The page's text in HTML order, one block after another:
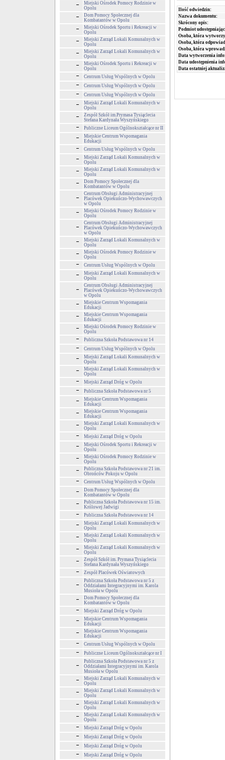
Miejski Ośrodek Pomocy Rodzinie w
Opolu
Dom Pomocy Społecznej dla
Kombatantów w Opolu
Miejski Ośrodek Sportu i Rekreacji w
Opolu
Miejski Zarząd Lokali Komunalnych w
Opolu
Miejski Zarząd Lokali Komunalnych w
Opolu
Miejski Ośrodek Sportu i Rekreacji w
Opolu
Centrum Usług Wspólnych w Opolu
Centrum Usług Wspólnych w Opolu
Centrum Usług Wspólnych w Opolu
Miejski Zarząd Lokali Komunalnych w
Opolu
Zespół Szkół im.Prymasa Tysiąclecia
Stefana Kardynała Wyszyńskiego
Publiczne Liceum Ogólnokształcące nr II
Miejskie Centrum Wspomagania
Edukacji
Centrum Usług Wspólnych w Opolu
Miejski Zarząd Lokali Komunalnych w
Opolu
Miejski Zarząd Lokali Komunalnych w
Opolu
Dom Pomocy Społecznej dla
Kombatantów w Opolu
Centrum Obsługi Administracyjnej
Placówek Opiekuńczo-Wychowawczych
w Opolu
Miejski Ośrodek Pomocy Rodzinie w
Opolu
Centrum Obsługi Administracyjnej
Placówek Opiekuńczo-Wychowawczych
w Opolu
Miejski Zarząd Lokali Komunalnych w
Opolu
Miejski Ośrodek Pomocy Rodzinie w
Opolu
Centrum Usług Wspólnych w Opolu
Miejski Zarząd Lokali Komunalnych w
Opolu
Centrum Obsługi Administracyjnej
Placówek Opiekuńczo-Wychowawczych
w Opolu
Miejskie Centrum Wspomagania
Edukacji
Miejskie Centrum Wspomagania
Edukacji
Miejski Ośrodek Pomocy Rodzinie w
Opolu
Publiczna Szkoła Podstawowa nr 14
Centrum Usług Wspólnych w Opolu
Miejski Zarząd Lokali Komunalnych w
Opolu
Miejski Zarząd Lokali Komunalnych w
Opolu
Miejski Zarząd Dróg w Opolu
Publiczna Szkoła Podstawowa nr 5
Miejskie Centrum Wspomagania
Edukacji
Miejskie Centrum Wspomagania
Edukacji
Miejski Zarząd Lokali Komunalnych w
Opolu
Miejski Zarząd Dróg w Opolu
Miejski Ośrodek Sportu i Rekreacji w
Opolu
Miejski Ośrodek Pomocy Rodzinie w
Opolu
Publiczna Szkoła Podstawowa nr 21 im.
Obrońców Pokoju w Opolu
Centrum Usług Wspólnych w Opolu
Dom Pomocy Społecznej dla
Kombatantów w Opolu
Publiczna Szkoła Podstawowa nr 15 im.
Królowej Jadwigi
Publiczna Szkoła Podstawowa nr 14
Miejski Zarząd Lokali Komunalnych w
Opolu
Miejski Zarząd Lokali Komunalnych w
Opolu
Miejski Zarząd Lokali Komunalnych w
Opolu
Zespół Szkół im. Prymasa Tysiąclecia
Stefana Kardynała Wyszyńskiego
Zespół Placówek Oświatowych
Publiczna Szkoła Podstawowa nr 5 z
Oddziałami Integracyjnymi im. Karola
Musioła w Opolu
Dom Pomocy Społecznej dla
Kombatantów w Opolu
Miejski Zarząd Dróg w Opolu
Miejskie Centrum Wspomagania
Edukacji
Miejskie Centrum Wspomagania
Edukacji
Centrum Usług Wspólnych w Opolu
Publiczne Liceum Ogólnokształcące nr I
Publiczna Szkoła Podstawowa nr 5 z
Oddziałami Integracyjnymi im. Karola
Musioła w Opolu
Miejski Zarząd Lokali Komunalnych w
Opolu
Miejski Zarząd Lokali Komunalnych w
Opolu
Miejski Zarząd Lokali Komunalnych w
Opolu
Miejski Zarząd Lokali Komunalnych w
Opolu
Miejski Zarząd Dróg w Opolu
Miejski Zarząd Dróg w Opolu
Miejski Zarząd Dróg w Opolu
Miejski Zarząd Dróg w Opolu
Ilość odwiedzin:
Nazwa dokumentu:
Skrócony opis:
Podmiot
Osoba, która
Osoba, która
Osoba, która
Data wytworzenia
Data udostępnienia
Data ostatniej